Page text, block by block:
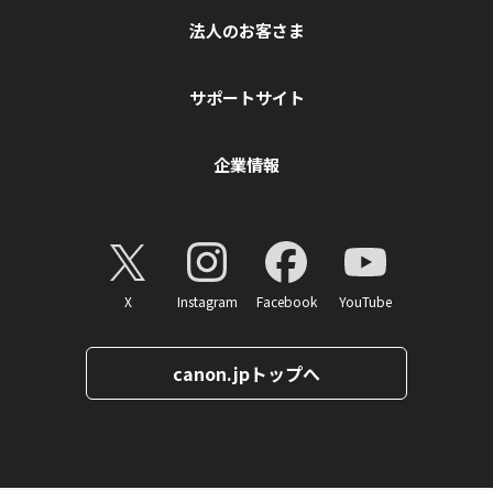
法人のお客さま
サポートサイト
企業情報
X Instagram Facebook YouTube
canon.jpトップへ